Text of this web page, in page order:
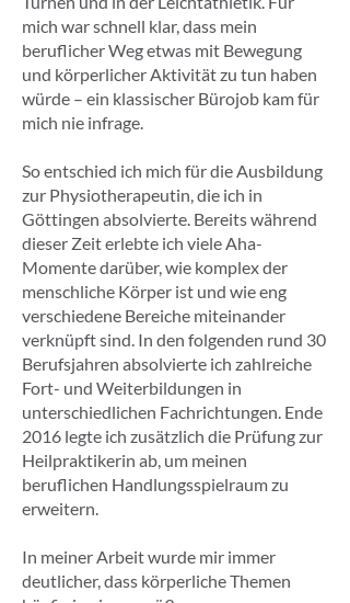
mich war schnell klar, dass mein
beruflicher Weg etwas mit Bewegung
und körperlicher Aktivität zu tun haben
würde – ein klassischer Bürojob kam für
mich nie infrage.
So entschied ich mich für die Ausbildung
zur Physiotherapeutin, die ich in
Göttingen absolvierte. Bereits während
dieser Zeit erlebte ich viele Aha-
Momente darüber, wie komplex der
menschliche Körper ist und wie eng
verschiedene Bereiche miteinander
verknüpft sind. In den folgenden rund 30
Berufsjahren absolvierte ich zahlreiche
Fort- und Weiterbildungen in
unterschiedlichen Fachrichtungen. Ende
2016 legte ich zusätzlich die Prüfung zur
Heilpraktikerin ab, um meinen
beruflichen Handlungsspielraum zu
erweitern.
In meiner Arbeit wurde mir immer
deutlicher, dass körperliche Themen